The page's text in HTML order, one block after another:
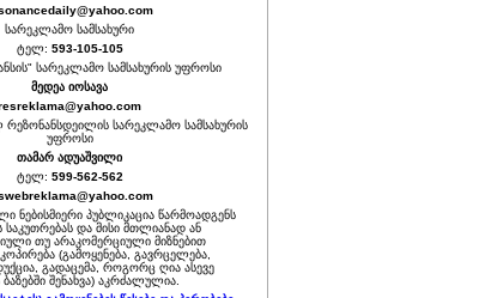
სარეკლამო სამსახური
ტელ: 593-105-105
სარეკლამო სამსახურის უფროსი
მედეა იოსავა
სარეკლამო სამსახურის
უფროსი
თამარ ადუაშვილი
ტელ: 599-562-562
ნებისმიერი პუბლიკაცია წარმოადგენს
და მისი მთლიანად ან
თუ არაკომერციული მიზნებით
(გამოყენება, გავრცელება,
გადაცემა, როგორც ღია ასევე
შენახვა) აკრძალულია.